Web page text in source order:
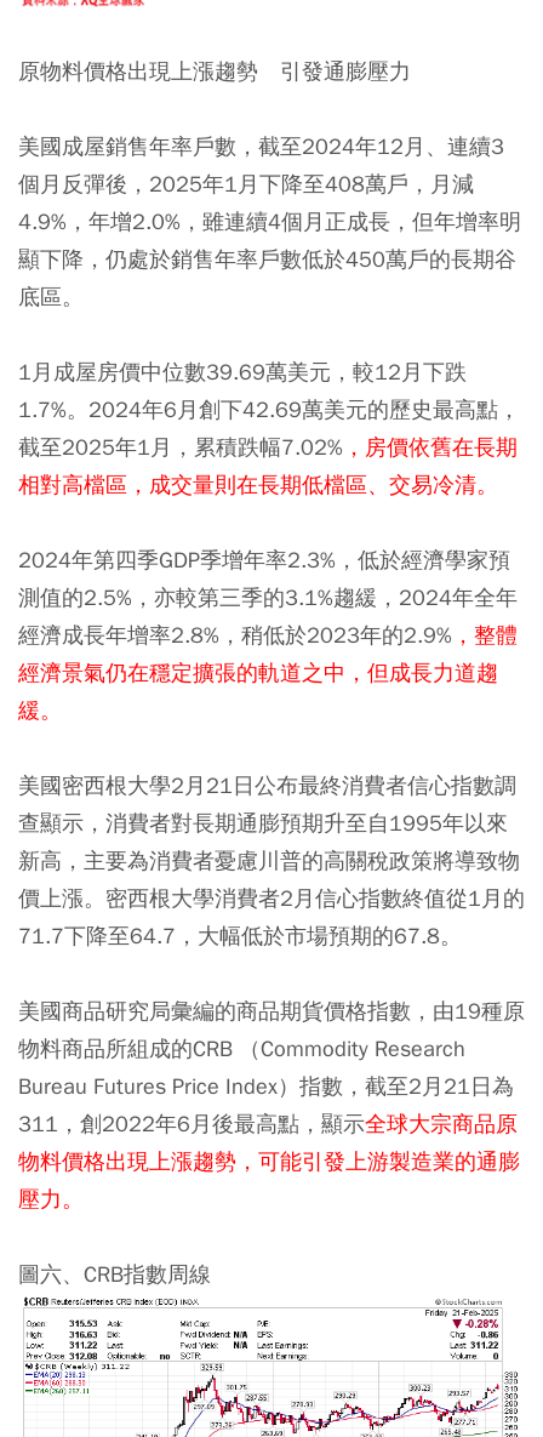
原物料價格出現上漲趨勢 引發通膨壓力
美國成屋銷售年率戶數，截至2024年12月、連續3
個月反彈後，2025年1月下降至408萬戶，月減
4.9%，年增2.0%，雖連續4個月正成長，但年增率明
顯下降，仍處於銷售年率戶數低於450萬戶的長期谷
底區。
1月成屋房價中位數39.69萬美元，較12月下跌
1.7%。2024年6月創下42.69萬美元的歷史最高點，
截至2025年1月，累積跌幅7.02% ，房價依舊在長期
相對高檔區，成交量則在長期低檔區、交易冷清。
2024年第四季GDP季增年率2.3%，低於經濟學家預
測值的2.5%，亦較第三季的3.1%趨緩，2024年全年
經濟成長年增率2.8%，稍低於2023年的2.9% ，整體
經濟景氣仍在穩定擴張的軌道之中，但成長力道趨
緩。
美國密西根大學2月21日公布最終消費者信心指數調
查顯示，消費者對長期通膨預期升至自1995年以來
新高，主要為消費者憂慮川普的高關稅政策將導致物
價上漲。密西根大學消費者2月信心指數終值從1月的
71.7下降至64.7，大幅低於市場預期的67.8。
美國商品研究局彙編的商品期貨價格指數，由19種原
物料商品所組成的CRB （Commodity Research
Bureau Futures Price Index）指數，截至2月21日為
311，創2022年6月後最高點，顯示全球大宗商品原
物料價格出現上漲趨勢，可能引發上游製造業的通膨
壓力。
圖六、CRB指數周線